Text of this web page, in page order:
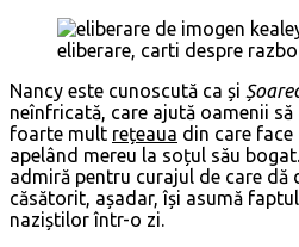
Nancy este cunoscută ca și
neînfricată, care ajută oamenii să
foarte mult rețeaua din care face
apelând mereu la soțul său
admiră pentru curajul de care dă
căsătorit, așadar, își asumă
naziștilor într-o zi.